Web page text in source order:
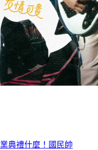
典禮什麼！國民帥